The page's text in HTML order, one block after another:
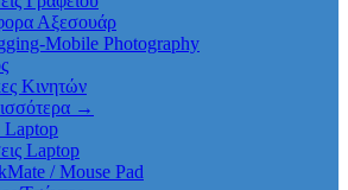
Αξεσουάρ
Mobile Photography
Κινητών
→
Laptop
Laptop
/ Mouse Pad